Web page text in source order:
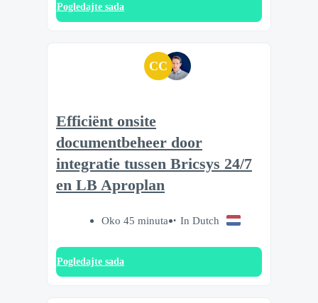
Pogledajte sada
CC
Efficiënt onsite
documentbeheer door
integratie tussen Bricsys 24/7
en LB Aproplan
Oko 45 minuta In Dutch
Pogledajte sada